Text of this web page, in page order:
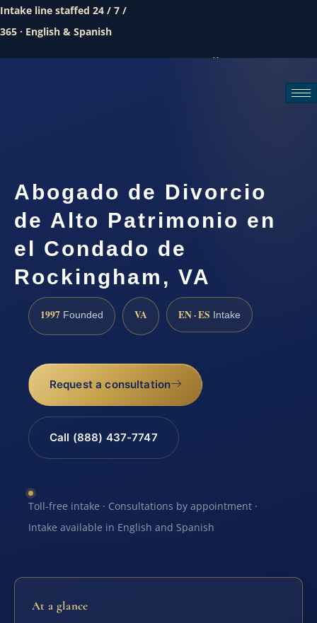
Intake line staffed 24 / 7 /
365 · English & Spanish
Call (888) 437-7747
Abogado de Divorcio
de Alto Patrimonio en
el Condado de
Rockingham, VA
1997 Founded VA EN · ES Intake
Request a consultation
Call (888) 437-7747
Toll-free intake · Consultations by appointment ·
Intake available in English and Spanish
At a glance